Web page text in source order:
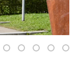
5 6 7 8 9